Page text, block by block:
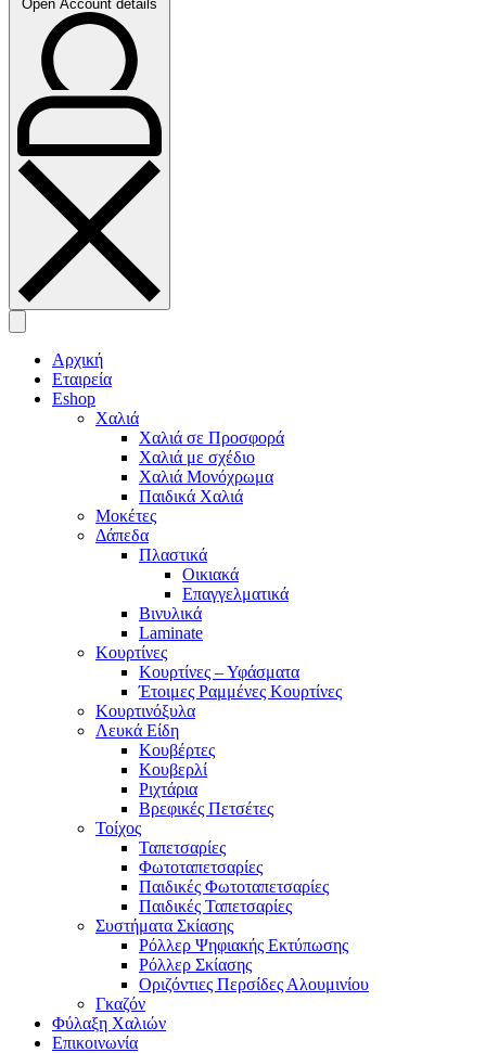
Open Account details
Αρχική
Εταιρεία
Eshop
Χαλιά
Χαλιά σε Προσφορά
Χαλιά με σχέδιο
Χαλιά Μονόχρωμα
Παιδικά Χαλιά
Μοκέτες
Δάπεδα
Πλαστικά
Οικιακά
Επαγγελματικά
Βινυλικά
Laminate
Κουρτίνες
Κουρτίνες – Υφάσματα
Έτοιμες Ραμμένες Κουρτίνες
Κουρτινόξυλα
Λευκά Είδη
Κουβέρτες
Κουβερλί
Ριχτάρια
Βρεφικές Πετσέτες
Τοίχος
Ταπετσαρίες
Φωτοταπετσαρίες
Παιδικές Φωτοταπετσαρίες
Παιδικές Ταπετσαρίες
Συστήματα Σκίασης
Ρόλλερ Ψηφιακής Εκτύπωσης
Ρόλλερ Σκίασης
Οριζόντιες Περσίδες Αλουμινίου
Γκαζόν
Φύλαξη Χαλιών
Επικοινωνία